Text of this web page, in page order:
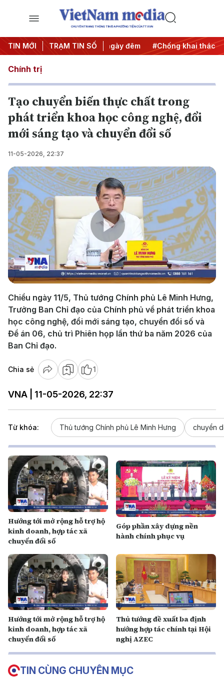
CHUYÊN TRANG THÔNG TIN ĐA PHƯƠNG TIỆN CỦA TTXVN
TIN MỚI TRẠM TIN SỐ
#Chiến dịch 500 ngày đêm #Chống khai thác IUU
Chính trị
Tạo chuyển biến thực chất trong
phát triển khoa học công nghệ, đổi
mới sáng tạo và chuyển đổi số
11-05-2026, 22:37
Play
Video
Chiều ngày 11/5, Thủ tướng Chính phủ Lê Minh Hưng,
Trưởng Ban Chỉ đạo của Chính phủ về phát triển khoa
học công nghệ, đổi mới sáng tạo, chuyển đổi số và
Đề án 06, chủ trì Phiên họp lần thứ ba năm 2026 của
Ban Chỉ đạo.
Chia sẻ 1
VNA | 11-05-2026, 22:37
Từ khóa: Thủ tướng Chính phủ Lê Minh Hưng chuyển
Hướng tới mở rộng hỗ trợ hộ
kinh doanh, hợp tác xã
chuyển đổi số
Góp phần xây dựng nền
hành chính phục vụ
Hướng tới mở rộng hỗ trợ hộ
kinh doanh, hợp tác xã
chuyển đổi số
Thủ tướng đề xuất ba định
hướng hợp tác chính tại Hội
nghị AZEC
TIN CÙNG CHUYÊN MỤC